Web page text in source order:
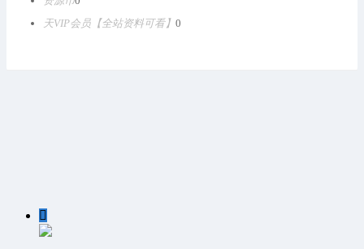
天VIP会员【全站资料可看】 0
